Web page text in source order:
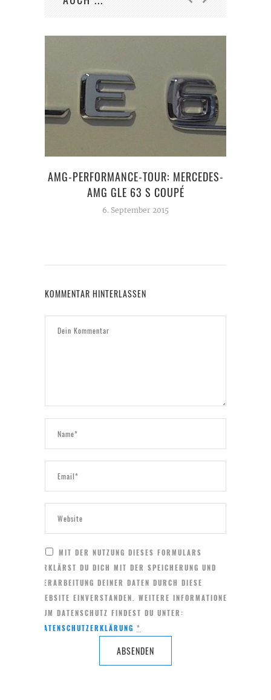
AMG-PERFORMANCE-TOUR: MERCEDES-
AMG GLE 63 S COUPÉ
6. September 2015
KOMMENTAR HINTERLASSEN
MIT DER NUTZUNG DIESES FORMULARS
ERKLÄRST DU DICH MIT DER SPEICHERUNG UND
VERARBEITUNG DEINER DATEN DURCH DIESE
WEBSITE EINVERSTANDEN. WEITERE INFORMATIONEN
ZUM DATENSCHUTZ FINDEST DU UNTER:
DATENSCHUTZERKLÄRUNG *